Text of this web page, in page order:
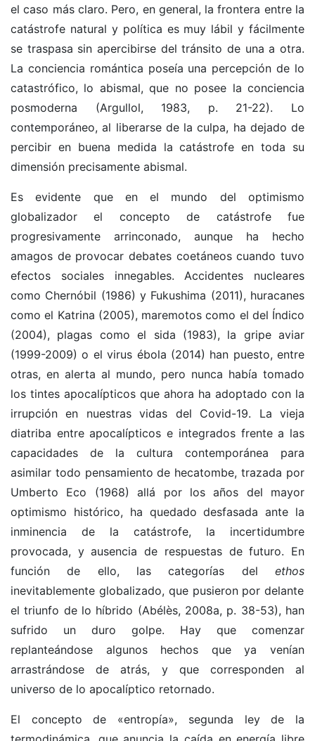
el caso más claro. Pero, en general, la frontera entre la
catástrofe natural y política es muy lábil y fácilmente
se traspasa sin apercibirse del tránsito de una a otra.
La conciencia romántica poseía una percepción de lo
catastrófico, lo abismal, que no posee la conciencia
posmoderna (Argullol, 1983, p. 21-22). Lo
contemporáneo, al liberarse de la culpa, ha dejado de
percibir en buena medida la catástrofe en toda su
dimensión precisamente abismal.
Es evidente que en el mundo del optimismo
globalizador el concepto de catástrofe fue
progresivamente arrinconado, aunque ha hecho
amagos de provocar debates coetáneos cuando tuvo
efectos sociales innegables. Accidentes nucleares
como Chernóbil (1986) y Fukushima (2011), huracanes
como el Katrina (2005), maremotos como el del Índico
(2004), plagas como el sida (1983), la gripe aviar
(1999-2009) o el virus ébola (2014) han puesto, entre
otras, en alerta al mundo, pero nunca había tomado
los tintes apocalípticos que ahora ha adoptado con la
irrupción en nuestras vidas del Covid-19. La vieja
diatriba entre apocalípticos e integrados frente a las
capacidades de la cultura contemporánea para
asimilar todo pensamiento de hecatombe, trazada por
Umberto Eco (1968) allá por los años del mayor
optimismo histórico, ha quedado desfasada ante la
inminencia de la catástrofe, la incertidumbre
provocada, y ausencia de respuestas de futuro. En
función de ello, las categorías del ethos
inevitablemente globalizado, que pusieron por delante
el triunfo de lo híbrido (Abélès, 2008a, p. 38-53), han
sufrido un duro golpe. Hay que comenzar
replanteándose algunos hechos que ya venían
arrastrándose de atrás, y que corresponden al
universo de lo apocalíptico retornado.
El concepto de «entropía», segunda ley de la